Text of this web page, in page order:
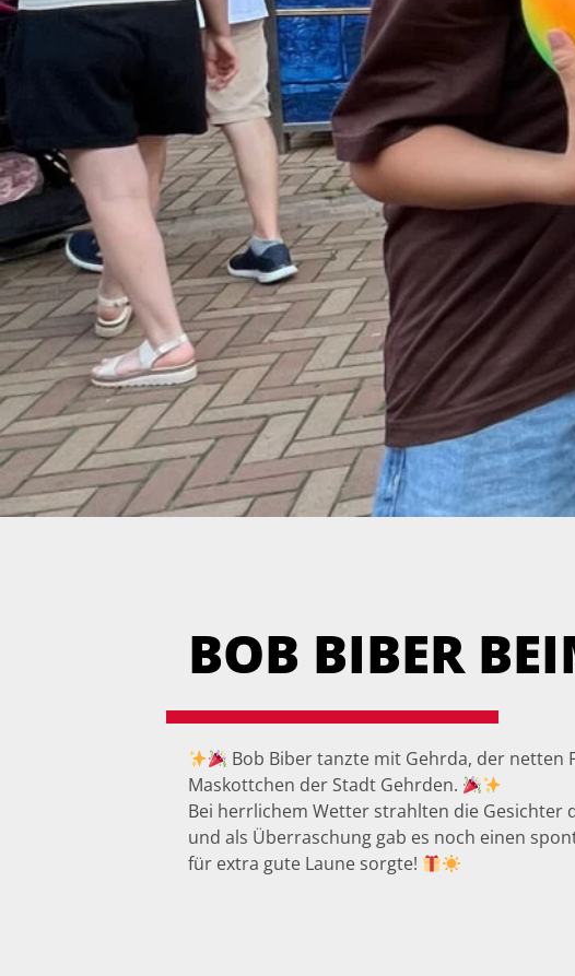
BOB BIBER
Bob Biber tanzte mit Gehrda, der netten
Maskottchen der Stadt Gehrden.
Bei herrlichem Wetter strahlten die Gesichter
und als Überraschung gab es noch einen
für extra gute Laune sorgte!